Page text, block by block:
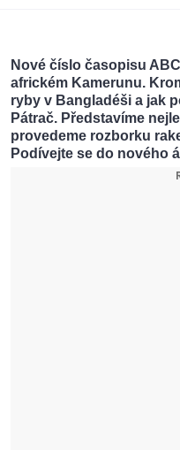
Nové číslo časopisu
africkém Kamerunu.
ryby v Bangladéši a jak
Pátrač. Představíme
provedeme rozborku
Podívejte se do nového